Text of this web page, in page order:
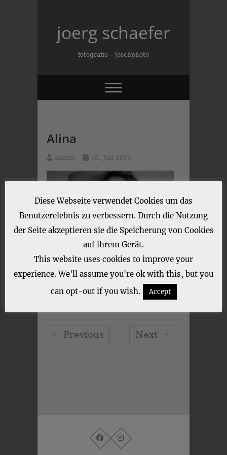
contentjoerg schaefer
fotografie – joschphoto
Alina
admin 16. Juli 2020
CATEGORY :
← Previous Next →
Diese Webseite verwendet Cookies um das
Benutzerelebnis zu verbessern. Durch die Nutzung
der Seite akzeptieren sie die Speicherung von Cookies
auf ihrem Gerät.
This website uses cookies to improve your
experience. We'll assume you're ok with this, but you
can opt-out if you wish.
Accept